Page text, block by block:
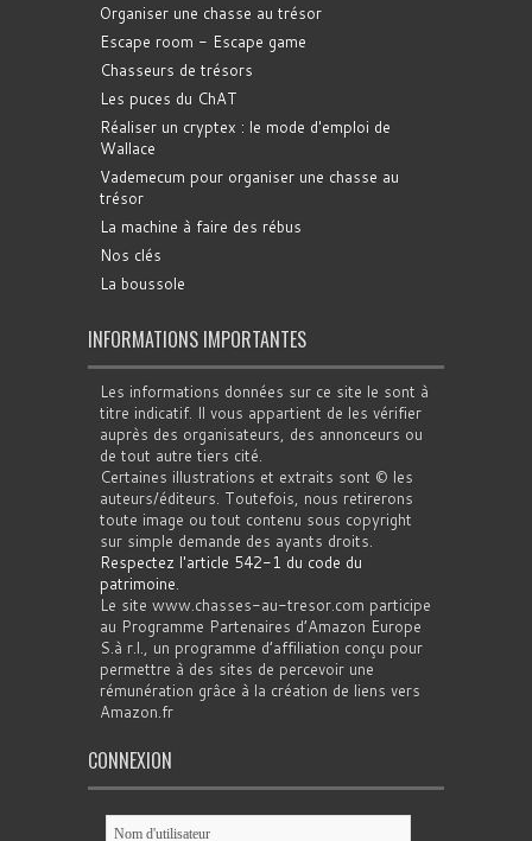
Organiser une chasse au trésor
Escape room - Escape game
Chasseurs de trésors
Les puces du ChAT
Réaliser un cryptex : le mode d'emploi de
Wallace
Vademecum pour organiser une chasse au
trésor
La machine à faire des rébus
Nos clés
La boussole
INFORMATIONS IMPORTANTES
Les informations données sur ce site le sont à
titre indicatif. Il vous appartient de les vérifier
auprès des organisateurs, des annonceurs ou
de tout autre tiers cité.
Certaines illustrations et extraits sont © les
auteurs/éditeurs. Toutefois, nous retirerons
toute image ou tout contenu sous copyright
sur simple demande des ayants droits.
Respectez l'article 542-1 du code du
patrimoine.
Le site www.chasses-au-tresor.com participe
au Programme Partenaires d’Amazon Europe
S.à r.l., un programme d’affiliation conçu pour
permettre à des sites de percevoir une
rémunération grâce à la création de liens vers
Amazon.fr
CONNEXION